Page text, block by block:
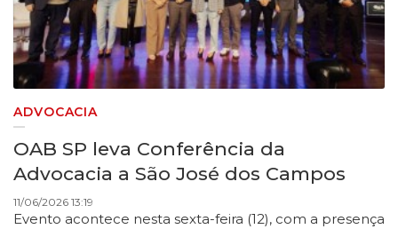
ADVOCACIA
OAB SP leva Conferência da
Advocacia a São José dos Campos
11/06/2026 13:19
Evento acontece nesta sexta-feira (12), com a presença